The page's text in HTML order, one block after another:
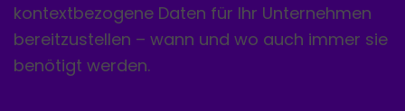
kontextbezogene Daten für Ihr Unternehmen
bereitzustellen – wann und wo auch immer sie
benötigt werden.